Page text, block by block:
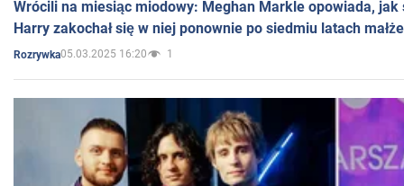
Wrócili na miesiąc miodowy: Meghan Markle opowiada, jak
Harry zakochał się w niej ponownie po siedmiu latach
Rozrywka05.03.2025 16:20 1